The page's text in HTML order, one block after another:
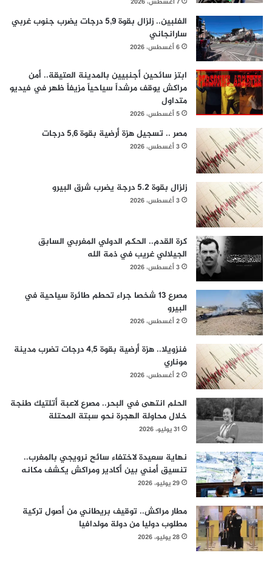
7 أغسطس، 2026
الفلبين.. زلزال بقوة 5,9 درجات يضرب جنوب غربي
سارانجاني
6 أغسطس، 2026
ابتز سائحين أجنبيين بالمدينة العتيقة.. أمن
مراكش يوقف مرشداً سياحياً مزيفاً ظهر في فيديو
متداول
5 أغسطس، 2026
مصر .. تسجيل هزة أرضية بقوة 5,6 درجات
3 أغسطس، 2026
زلزال بقوة 5.2 درجة يضرب شرق البيرو
3 أغسطس، 2026
كرة القدم.. الحكم الدولي المغربي السابق
الجيلالي غريب في ذمة الله
3 أغسطس، 2026
مصرع 13 شخصا جراء تحطم طائرة سياحية في
البيرو
2 أغسطس، 2026
فنزويلا.. هزة أرضية بقوة 4,5 درجات تضرب مدينة
موناري
2 أغسطس، 2026
الحلم انتهى في البحر.. مصرع لاعبة أتلتيك طنجة
خلال محاولة الهجرة نحو سبتة المحتلة
31 يوليو، 2026
نهاية سعيدة لاختفاء سائح نرويجي بالمغرب..
تنسيق أمني بين أكادير ومراكش يكشف مكانه
29 يوليو، 2026
مطار مراكش.. توقيف بريطاني من أصول تركية
مطلوب دوليا من دولة مولدافيا
28 يوليو، 2026